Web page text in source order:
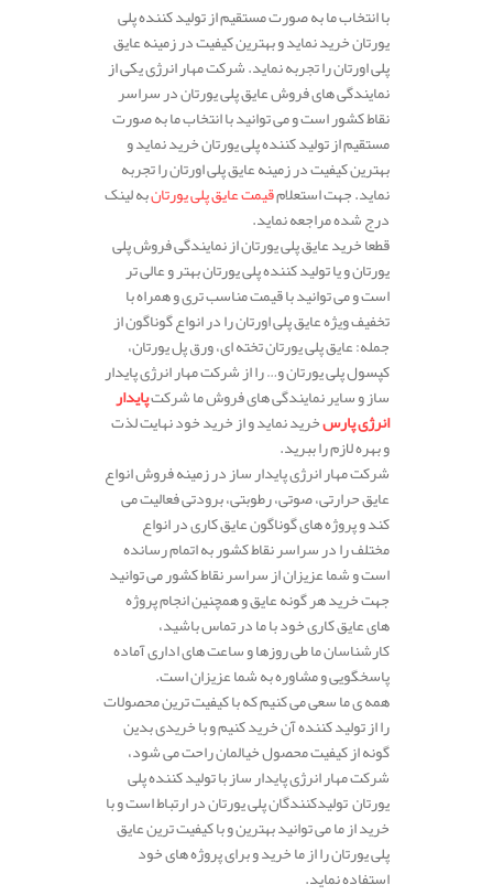
با انتخاب ما به صورت مستقیم از تولید کننده پلی
یورتان خرید نماید و بهترین کیفیت در زمینه عایق
پلی اورتان را تجربه نماید. شرکت مهار انرژی یکی از
نمایندگی های فروش عایق پلی یورتان در سراسر
نقاط کشور است و می توانید با انتخاب ما به صورت
مستقیم از تولید کننده پلی یورتان خرید نماید و
بهترین کیفیت در زمینه عایق پلی اورتان را تجربه
نماید. جهت استعلامقیمت عایق پلی یورتانبه لینک
درج شده مراجعه نماید.
قطعا خرید عایق پلی یورتان از نمایندگی فروش پلی
یورتان و یا تولید کننده پلی یورتان بهتر و عالی تر
است و می توانید با قیمت مناسب تری و همراه با
تخفیف ویژه عایق پلی اورتان را در انواع گوناگون از
جمله: عایق پلی یورتان تخته ای، ورق پل یورتان،
کپسول پلی یورتان و… را از شرکت مهار انرژی پایدار
ساز و سایر نمایندگی های فروش ما شرکتپایدار
انرژی پارسخرید نماید و از خرید خود نهایت لذت
و بهره لازم را ببرید.
شرکت مهار انرژی پایدار ساز در زمینه فروش انواع
عایق حرارتی، صوتی، رطوبتی، برودتی فعالیت می
کند و پروژه های گوناگون عایق کاری در انواع
مختلف را در سراسر نقاط کشور به اتمام رسانده
است و شما عزیزان از سراسر نقاط کشور می توانید
جهت خرید هر گونه عایق و همچنین انجام پروژه
های عایق کاری خود با ما در تماس باشید،
کارشناسان ما طی روزها و ساعت های اداری آماده
پاسخگویی و مشاوره به شما عزیزان است.
همه ی ما سعی می کنیم که با کیفیت ترین محصولات
را از تولید کننده آن خرید کنیم و با خریدی بدین
گونه از کیفیت محصول خیالمان راحت می شود،
شرکت مهار انرژی پایدار ساز با تولید کننده پلی
یورتان تولیدکنندگان پلی یورتان در ارتباط است و با
خرید از ما می توانید بهترین و با کیفیت ترین عایق
پلی یورتان را از ما خرید و برای پروژه های خود
استفاده نماید.